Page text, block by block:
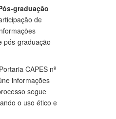
graduação
de
pós-graduação
CAPES nº
informações
segue
o uso ético e